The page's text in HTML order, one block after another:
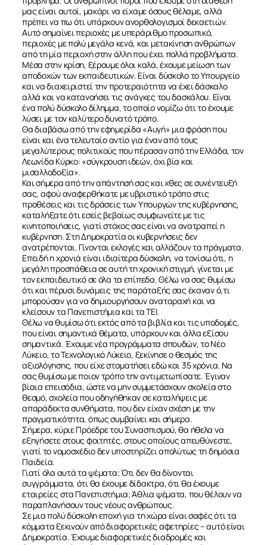
μας είναι αυτοί, μακάρι να είχαμε όσους θέλαμε, αλλά
πρέπει να πω ότι υπάρχουν ανορθολογισμοί δεκαετιών.
Αυτό σημαίνει περιοχές με υπεράριθμο προσωπικό,
περιοχές με πολύ μεγάλα κενά, και μετακίνηση ανθρώπων
από τη μία περιοχή στην άλλη που έχει πολλά προβλήματα.
Μέσα στην κρίση, ξέρουμε όλοι καλά, έχουμε μείωση των
αποδοχών των εκπαιδευτικών. Είναι δύσκολο το Υπουργείο
και να διαχειριστεί την προτεραιότητα να έχει δάσκαλο
αλλά και να κατανοήσει τις ανάγκες του δασκάλου. Είναι
ένα πολύ δύσκολο δίλημμα, το οποίο νομίζω ότι το έχουμε
λύσει με τον καλύτερο δυνατό τρόπο.
Θα διαβάσω από την εφημερίδα «Αυγή» μια φράση που
είναι και ένα τελευταίο αντίο για έναν από τους
μεγαλύτερους πολιτικούς που πέρασαν από την Ελλάδα, τον
Λεωνίδα Κύρκο: «σύγκρουση ιδεών, όχι βία και
μισαλλοδοξία».
Και σήμερα από την απάντησή σας και χθες σε συνέντευξή
σας, αφού αναφερθήκατε με υβριστικό τρόπο στις
προθέσεις και τις δράσεις των Υπουργών της κυβέρνησης,
καταλήξατε ότι εσείς βεβαίως συμφωνείτε με τις
κινητοποιήσεις, γιατί στόχος σας είναι να ανατραπεί η
κυβέρνηση. Στη Δημοκρατία οι κυβερνήσεις δεν
ανατρέπονται. Γίνονται εκλογές και αλλάζουν τα πράγματα.
Επειδή η χρονιά είναι ιδιαίτερα δύσκολη, να τονίσω ότι, η
μεγάλη προσπάθεια σε αυτή τη χρονική στιγμή, γίνεται με
τον εκπαιδευτικό σε όλα τα επίπεδα. Θέλω να σας θυμίσω
ότι και πέρυσι δυνάμεις της παράταξής σας έκαναν ό,τι
μπορούσαν για να δημιουργήσουν αναταραχή και να
κλείσουν τα Πανεπιστήμια και τα ΤΕΙ.
Θέλω να θυμίσω ότι εκτός από τα βιβλία και τις υποδομές,
που είναι σημαντικά θέματα, υπάρχουν και άλλα εξίσου
σημαντικά. Έχουμε νέα προγράμματα σπουδών, το Νέο
Λύκειο, το Τεχνολογικό Λύκειο, ξεκίνησε ο θεσμός της
αξιολόγησης, που είχε σταματήσει εδώ και 35 χρόνια. Να
σας θυμίσω με ποιον τρόπο την αντιμετωπίσατε. Έγιναν
βίαια επεισόδια, ώστε να μην συμμετάσχουν σχολεία στο
θεσμό, σχολεία που οδηγήθηκαν σε καταλήψεις με
απαράδεκτα συνθήματα, που δεν είχαν σχέση με την
πραγματικότητα, όπως συμβαίνει και σήμερα.
Σήμερα, κύριε Πρόεδρε του Συνασπισμού, θα ήθελα να
εξηγήσετε στους φοιτητές, στους οποίους απευθύνεστε,
γιατί το νομοσχέδιο δεν υποστηρίζει απολύτως τη δημόσια
Παιδεία.
Γιατί όλα αυτά τα ψέματα; Ότι δεν θα δίνονται
συγγράμματα, ότι θα έχουμε δίδακτρα, ότι θα έχουμε
εταιρείες στα Πανεπιστήμια; Άθλια ψέματα, που θέλουν να
παραπλανήσουν τους νέους ανθρώπους.
Σε μια πολύ δύσκολη εποχή για τη χώρα είναι σαφές ότι τα
κόμματα ξεκινούν από διαφορετικές αφετηρίες – αυτό είναι
Δημοκρατία. Έχουμε διαφορετικές διαδρομές και